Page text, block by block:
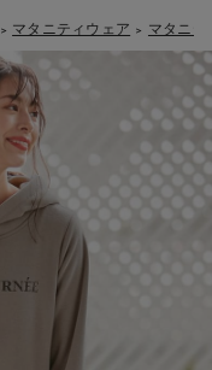
送料無料アイテム全て
トップス
スカート
ブラキャミ おまとめ
【37周年祭セール】
【37周年祭セール】
気温差別オススメア
【〜10℃】3月中旬
涼しくて可愛い「ワ
マタニティウェア
こだわりの履き心地
デニム
オフィス
きれいめトップス派
きれいめ美脚パンツ派
マタニティインナー
【オフィスカジュア
パンツタイプ
【フォーマル】ボト
【ベビー】半袖
2WAYオール
短肌着
快適ウェア10%OFF
春のマタニティワン
Aライン ・フレアワ
ジャンパースカート/
Gift Selection 出産
〜5,000円（税込）
10,001円（税込）〜
冬の冷え対策インナ
綿混素材
保温&リカバリー
入院準備の持ち物チ
赤ちゃんへ使うもの
冬のあったか特集全て
【冬のあったか特集
【冬のあったか特集
＞ マタニティウェア ＞ マタニテ